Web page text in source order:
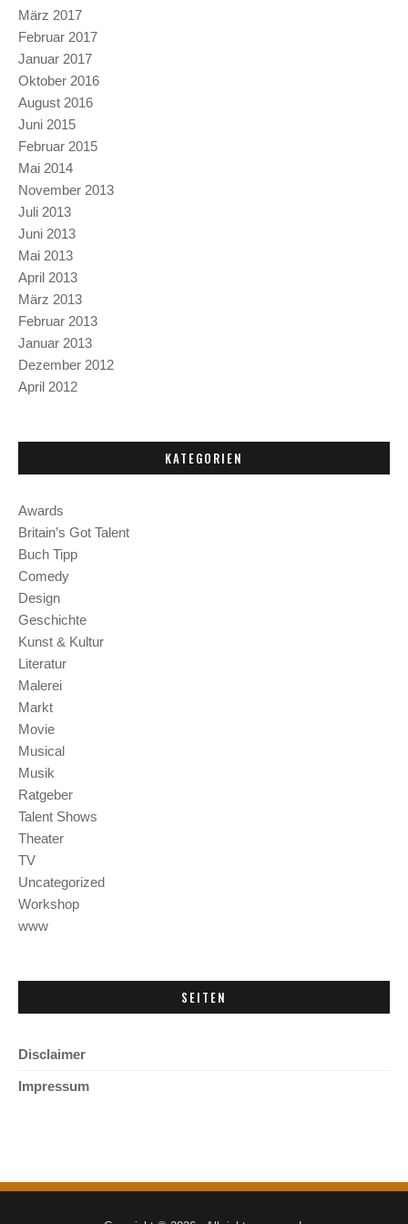
März 2017
Februar 2017
Januar 2017
Oktober 2016
August 2016
Juni 2015
Februar 2015
Mai 2014
November 2013
Juli 2013
Juni 2013
Mai 2013
April 2013
März 2013
Februar 2013
Januar 2013
Dezember 2012
April 2012
KATEGORIEN
Awards
Britain’s Got Talent
Buch Tipp
Comedy
Design
Geschichte
Kunst & Kultur
Literatur
Malerei
Markt
Movie
Musical
Musik
Ratgeber
Talent Shows
Theater
TV
Uncategorized
Workshop
www
SEITEN
Disclaimer
Impressum